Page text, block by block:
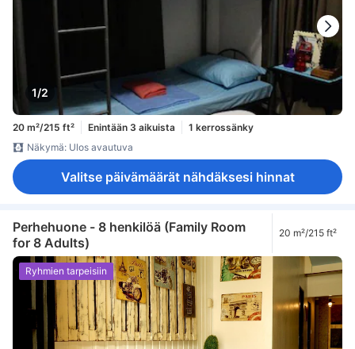
1/2
20 m²/215 ft² Enintään 3 aikuista
1 kerrossänky
Näkymä: Ulos avautuva
Valitse päivämäärät nähdäksesi hinnat
Perhehuone - 8 henkilöä (Family Room
for 8 Adults)
20 m²/215 ft²
Ryhmien tarpeisiin